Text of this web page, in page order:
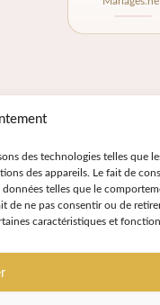
des technologies telles que
des appareils. Le fait de
telles que le
de ne pas consentir ou de
caractéristiques et
à domicile à